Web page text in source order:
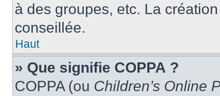
à des groupes, etc. La
conseillée.
Haut
» Que signifie COPPA ?
COPPA (ou Children’s Online